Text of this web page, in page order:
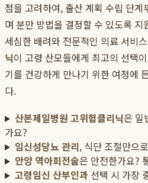
점을 고려하여, 출산 계획 수립 단
며 분만 방법을 결정할 수 있도록
세심한 배려와 전문적인 의료 서비
닉이 고령 산모들에게 최고의 선택
기를 건강하게 만나기 위한 여정에
다.
산본제일병원 고위험클리닉은 일
가요?
임신성당뇨 관리, 식단 조절만으
안양 역아회전술은 안전한가요?
고령임신 산부인과 선택 시 가장